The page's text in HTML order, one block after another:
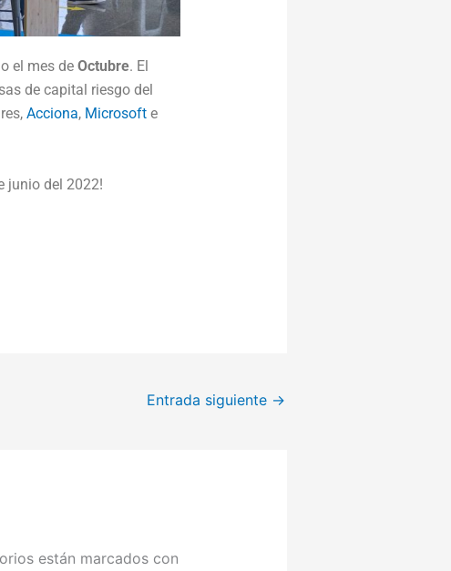
el mes de Octubre. El
de capital riesgo del
Acciona, Microsofte
junio del 2022!
Entrada siguiente →
están marcados con